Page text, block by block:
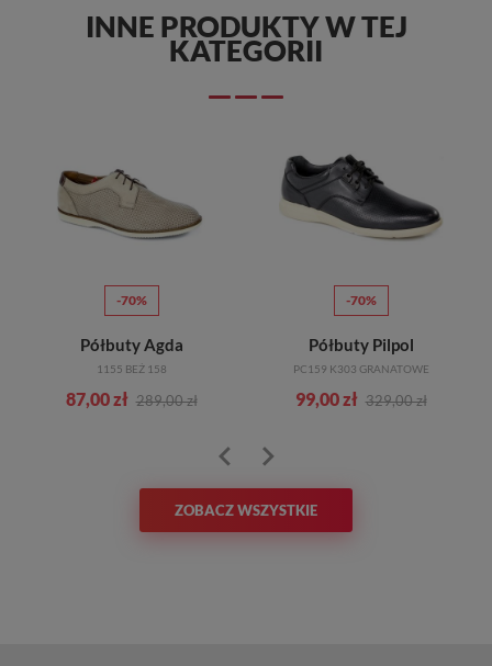
INNE PRODUKTY W TEJ
KATEGORII
-70%
Półbuty Agda
1155 BEŻ 158
87,00 zł 289,00 zł
-70%
Półbuty Pilpol
PC159 K303 GRANATOWE
99,00 zł 329,00 zł
ZOBACZ WSZYSTKIE